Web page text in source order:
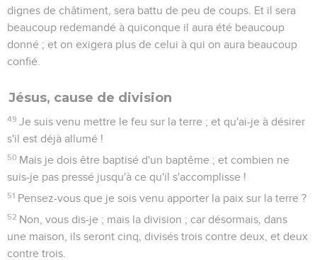
dignes de châtiment, sera battu de peu de coups. Et il sera
beaucoup redemandé à quiconque il aura été beaucoup
donné ; et on exigera plus de celui à qui on aura beaucoup
confié.
Jésus, cause de division
49 Je suis venu mettre le feu sur la terre ; et qu'ai-je à désirer
s'il est déjà allumé !
50 Mais je dois être baptisé d'un baptême ; et combien ne
suis-je pas pressé jusqu'à ce qu'il s'accomplisse !
51 Pensez-vous que je sois venu apporter la paix sur la terre ?
52 Non, vous dis-je ; mais la division ; car désormais, dans
une maison, ils seront cinq, divisés trois contre deux, et deux
contre trois.